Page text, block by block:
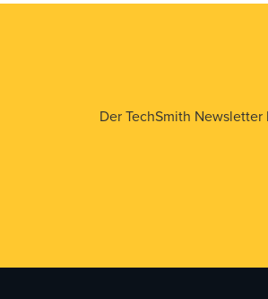
Der TechSmith